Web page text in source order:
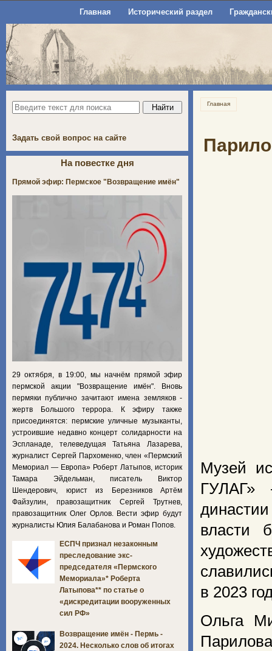
Главная Исторический раздел
Главная
Музей
ГУЛАГ»
власти
в 2023
Ольга
Задать свой вопрос на сайте
На повестке дня
Прямой эфир: Пермское "Возвращение имён"
29 октября, в 19:00, мы начнём прямой эфир
пермской акции "Возвращение имён". Вновь
пермяки публично зачитают имена земляков -
жертв Большого террора. К эфиру также
присоединятся: пермские уличные музыканты,
устроившие недавно концерт солидарности на
Эспланаде, телеведущая Татьяна Лазарева,
журналист Сергей Пархоменко, член «Пермский
Мемориал — Европа» Роберт Латыпов, историк
Тамара Эйдельман, писатель Виктор
Шендерович, юрист из Березников Артём
Файзулин, правозащитник Сергей Трутнев,
правозащитник Олег Орлов. Вести эфир будут
журналисты Юлия Балабанова и Роман Попов.
ЕСПЧ признал незаконным
преследование экс-
председателя «Пермского
Мемориала»* Роберта
Латыпова** по статье о
«дискредитации вооруженных
сил РФ»
Возвращение имён - Пермь -
2024. Несколько слов об итогах